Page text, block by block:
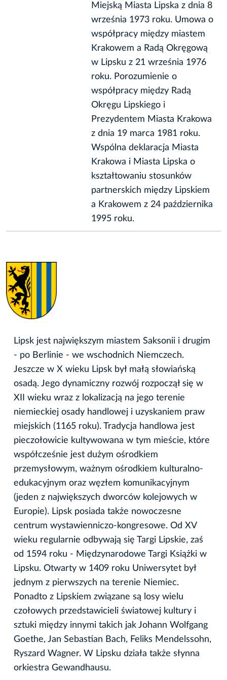
Miejską Miasta Lipska z dnia 8
września 1973 roku. Umowa o
współpracy między miastem
Krakowem a Radą Okręgową
w Lipsku z 21 września 1976
roku. Porozumienie o
współpracy między Radą
Okręgu Lipskiego i
Prezydentem Miasta Krakowa
z dnia 19 marca 1981 roku.
Wspólna deklaracja Miasta
Krakowa i Miasta Lipska o
kształtowaniu stosunków
partnerskich między Lipskiem
a Krakowem z 24 października
1995 roku.
Lipsk jest największym miastem Saksonii i drugim
- po Berlinie - we wschodnich Niemczech.
Jeszcze w X wieku Lipsk był małą słowiańską
osadą. Jego dynamiczny rozwój rozpoczął się w
XII wieku wraz z lokalizacją na jego terenie
niemieckiej osady handlowej i uzyskaniem praw
miejskich (1165 roku). Tradycja handlowa jest
pieczołowicie kultywowana w tym mieście, które
współcześnie jest dużym ośrodkiem
przemysłowym, ważnym ośrodkiem kulturalno-
edukacyjnym oraz węzłem komunikacyjnym
(jeden z największych dworców kolejowych w
Europie). Lipsk posiada także nowoczesne
centrum wystawienniczo-kongresowe. Od XV
wieku regularnie odbywają się Targi Lipskie, zaś
od 1594 roku - Międzynarodowe Targi Książki w
Lipsku. Otwarty w 1409 roku Uniwersytet był
jednym z pierwszych na terenie Niemiec.
Ponadto z Lipskiem związane są losy wielu
czołowych przedstawicieli światowej kultury i
sztuki między innymi takich jak Johann Wolfgang
Goethe, Jan Sebastian Bach, Feliks Mendelssohn,
Ryszard Wagner. W Lipsku działa także słynna
orkiestra Gewandhausu.